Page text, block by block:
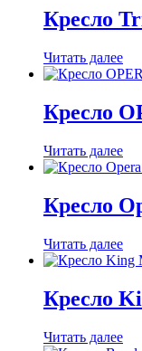
Кресло
Читать далее
Кресло
Читать далее
Кресло
Читать далее
Кресло
Читать далее